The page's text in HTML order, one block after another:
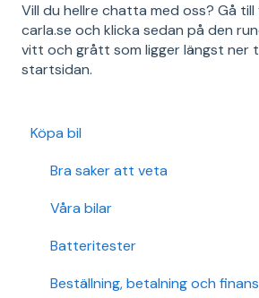
Vill du hellre chatta med oss? Gå
carla.se och klicka sedan på den
vitt och grått som ligger längst ner
startsidan.
Köpa bil
Bra saker att veta
Våra bilar
Batteritester
Beställning, betalning och